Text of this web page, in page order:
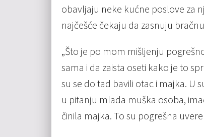
obavljaju neke kućne poslove za
najčešće čekaju da zasnuju
„Što je po mom mišljenju
sama i da zaista oseti kako je to
su se do tad bavili otac i majka. U
u pitanju mlada muška osoba,
činila majka. To su pogrešna